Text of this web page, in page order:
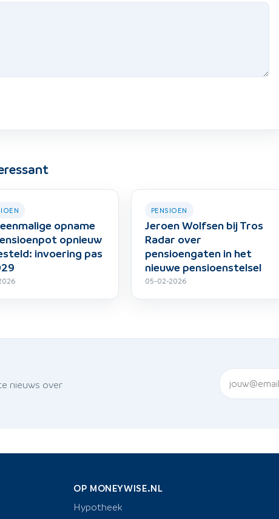
opname
opnieuw
invoering pas
PENSIOEN
Jeroen Wolfsen bij Tros
Radar over
pensioengaten in het
nieuwe pensioenstelsel
05-02-2026
nieuws over
OP MONEYWISE.NL
Hypotheek